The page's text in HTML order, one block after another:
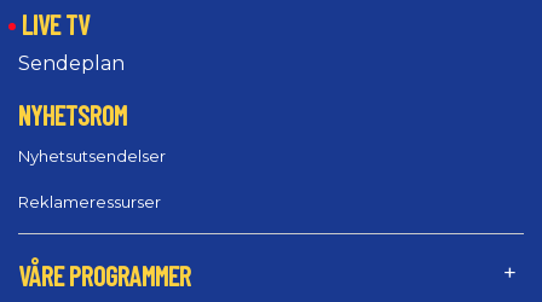
LIVE TV
Sendeplan
NYHETSROM
Nyhetsutsendelser
Reklameressurser
VÅRE PROGRAMMER